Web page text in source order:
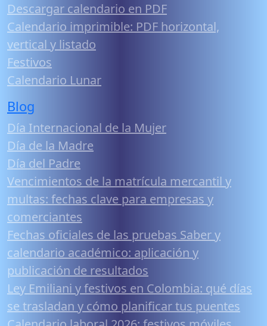
Descargar calendario en PDF
Calendario imprimible: PDF horizontal,
vertical y listado
Festivos
Calendario Lunar
Blog
Día Internacional de la Mujer
Día de la Madre
Día del Padre
Vencimientos de la matrícula mercantil y
multas: fechas clave para empresas y
comerciantes
Fechas oficiales de las pruebas Saber y
calendario académico: aplicación y
publicación de resultados
Ley Emiliani y festivos en Colombia: qué días
se trasladan y cómo planificar tus puentes